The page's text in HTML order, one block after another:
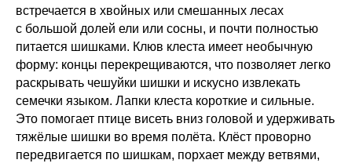
встречается в хвойных или смешанных лесах
с большой долей ели или сосны, и почти полностью
питается шишками. Клюв клеста имеет необычную
форму: концы перекрещиваются, что позволяет легко
раскрывать чешуйки шишки и искусно извлекать
семечки языком. Лапки клеста короткие и сильные.
Это помогает птице висеть вниз головой и удерживать
тяжёлые шишки во время полёта. Клёст проворно
передвигается по шишкам, порхает между ветвями,